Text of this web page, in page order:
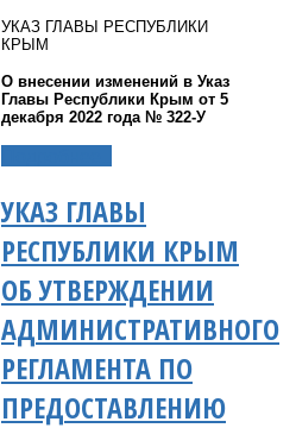
УКАЗ ГЛАВЫ РЕСПУБЛИКИ
КРЫМ
О внесении изменений в Указ
Главы Республики Крым от 5
декабря 2022 года № 322-У
УКАЗ ГЛАВЫ
РЕСПУБЛИКИ КРЫМ
ОБ УТВЕРЖДЕНИИ
АДМИНИСТРАТИВНОГО
РЕГЛАМЕНТА ПО
ПРЕДОСТАВЛЕНИЮ